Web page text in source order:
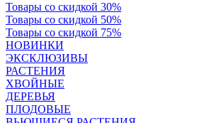
Товары со скидкой 30%
Товары со скидкой 50%
Товары со скидкой 75%
НОВИНКИ
ЭКСКЛЮЗИВЫ
РАСТЕНИЯ
ХВОЙНЫЕ
ДЕРЕВЬЯ
ПЛОДОВЫЕ